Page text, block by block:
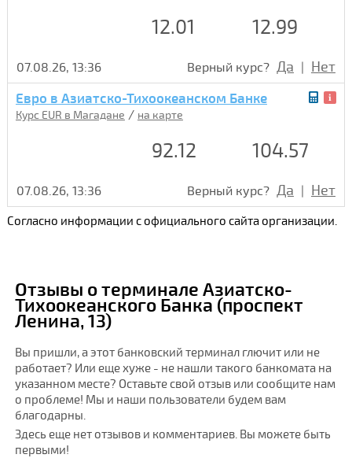
12.01 12.99
07.08.26, 13:36 Верный курс? Да | Нет
Евро в Азиатско-Тихоокеанском Банке
Курс EUR в Магадане / на карте
92.12 104.57
07.08.26, 13:36 Верный курс? Да | Нет
Согласно информации с официального сайта организации.
Отзывы о терминале Азиатско-
Тихоокеанского Банка (проспект
Ленина, 13)
Вы пришли, а этот банковский терминал глючит или не
работает? Или еще хуже - не нашли такого банкомата на
указанном месте? Оставьте свой отзыв или сообщите нам
о проблеме! Мы и наши пользователи будем вам
благодарны.
Здесь еще нет отзывов и комментариев. Вы можете быть
первыми!